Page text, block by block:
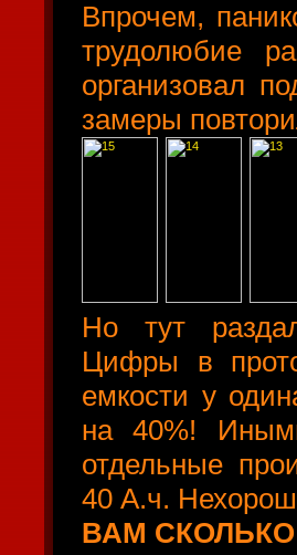
Впрочем,
трудолюбие
организовал
замеры
Но тут
Цифры в
емкости у
на 40%!
отдельные
40 А.ч.
ВАМ